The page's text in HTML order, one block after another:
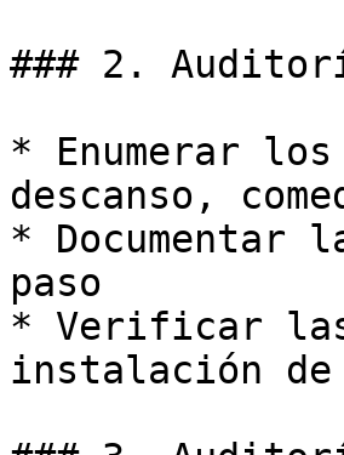
### 2.
* Enumerar
descanso,
* Documentar
paso
* Verificar
instalación